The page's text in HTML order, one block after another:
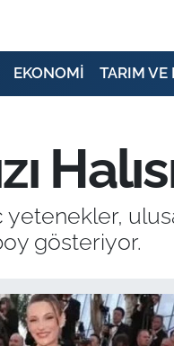
EKONOMİ TARIM VE
gösteriyor.